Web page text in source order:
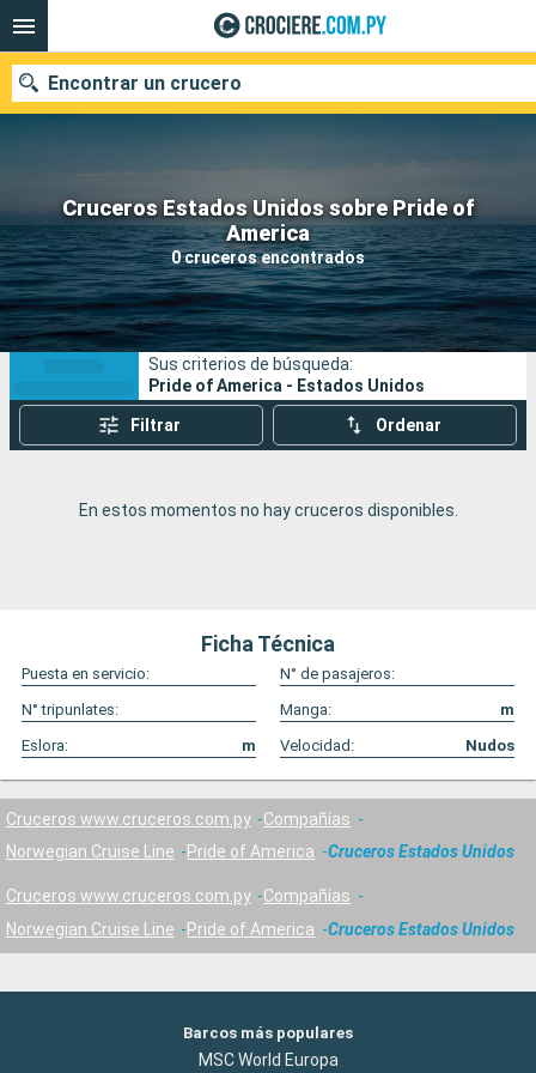
Cruceros Estados Unidos sobre Pride of
America
0 cruceros encontrados
Encontrar un crucero
Nuestros destinos
Fecha de salida
Puertos Compañías
Buscar
Sus criterios de búsqueda:
Pride of America - Estados Unidos
Filtrar Ordenar
En estos momentos no hay cruceros disponibles.
Ficha Técnica
Puesta en servicio:
N° de pasajeros:
N° tripunlates:
Manga:
m
Eslora:
m Velocidad: Nudos
Cruceros www.cruceros.com.py
Compañías
Norwegian Cruise Line
Pride of America Cruceros Estados Unidos
Cruceros www.cruceros.com.py
Compañías
Norwegian Cruise Line
Pride of America Cruceros Estados Unidos
Barcos más populares
MSC World Europa